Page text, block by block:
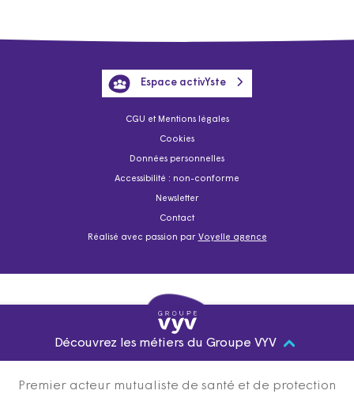
CGU et Mentions légales
Cookies
Données personnelles
Accessibilité : non-conforme
Newsletter
Contact
Réalisé avec passion par Voyelle agence
Espace activYste
Découvrez les métiers du Groupe VYV
Premier acteur mutualiste de santé et de protection